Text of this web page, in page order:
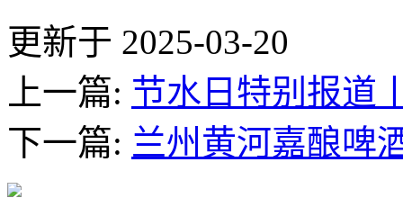
更新于 2025-03-20
上一篇: 节水日特别报道
下一篇: 兰州黄河嘉酿啤